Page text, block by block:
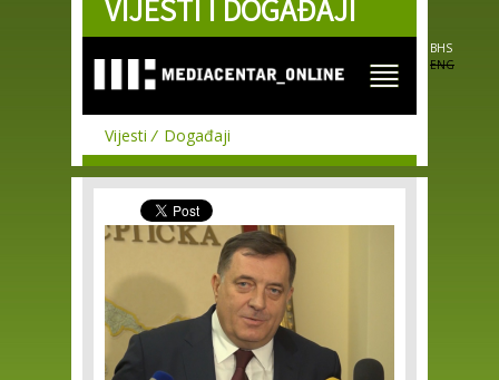
Skip to
main
VIJESTI I DOGAĐAJI
BHS
ENG
Vijesti Događaji